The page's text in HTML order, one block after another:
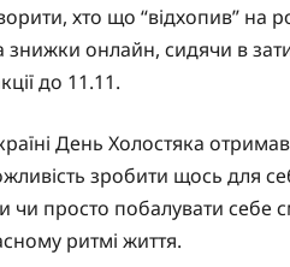
хто що “відхопив” на
онлайн, сидячи в
до 11.11.
День Холостяка
зробити щось для
чи просто побалувати
ритмі життя.